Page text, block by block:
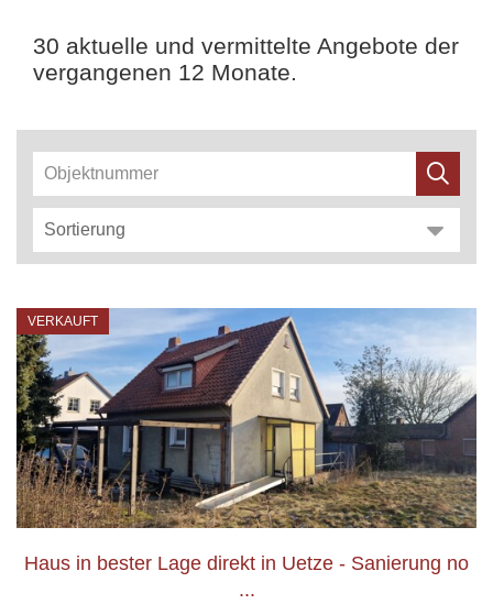
30 aktuelle und vermittelte Angebote der
vergangenen 12 Monate.
VERKAUFT
Haus in bester Lage direkt in Uetze - Sanierung no
...